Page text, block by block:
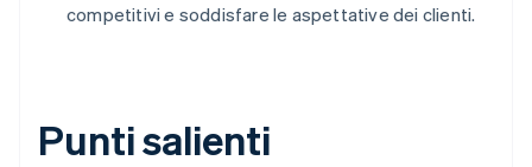
competitivi e soddisfare le aspettative dei clienti.
Punti salienti